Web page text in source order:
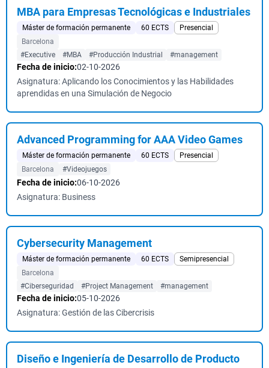
MBA para Empresas Tecnológicas e Industriales
Máster de formación permanente 60 ECTS
Presencial
Barcelona
#Executive
#MBA #Producción Industrial #management
Fecha de inicio:02-10-2026
Asignatura: Aplicando los Conocimientos y las Habilidades
aprendidas en una Simulación de Negocio
Advanced Programming for AAA Video Games
Máster de formación permanente 60 ECTS
Presencial
Barcelona
#Videojuegos
Fecha de inicio:06-10-2026
Asignatura: Business
Cybersecurity Management
Máster de formación permanente 60 ECTS
Semipresencial
Barcelona
#Ciberseguridad
#Project Management #management
Fecha de inicio:05-10-2026
Asignatura: Gestión de las Cibercrisis
Diseño e Ingeniería de Desarrollo de Producto